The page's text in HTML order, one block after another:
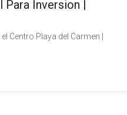
Para Inversion |
Centro Playa del Carmen |